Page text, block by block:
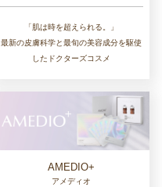
「肌は時を超えられる。」
最新の皮膚科学と最旬の美容成分を駆使
したドクターズコスメ
AMEDIO+
アメディオ